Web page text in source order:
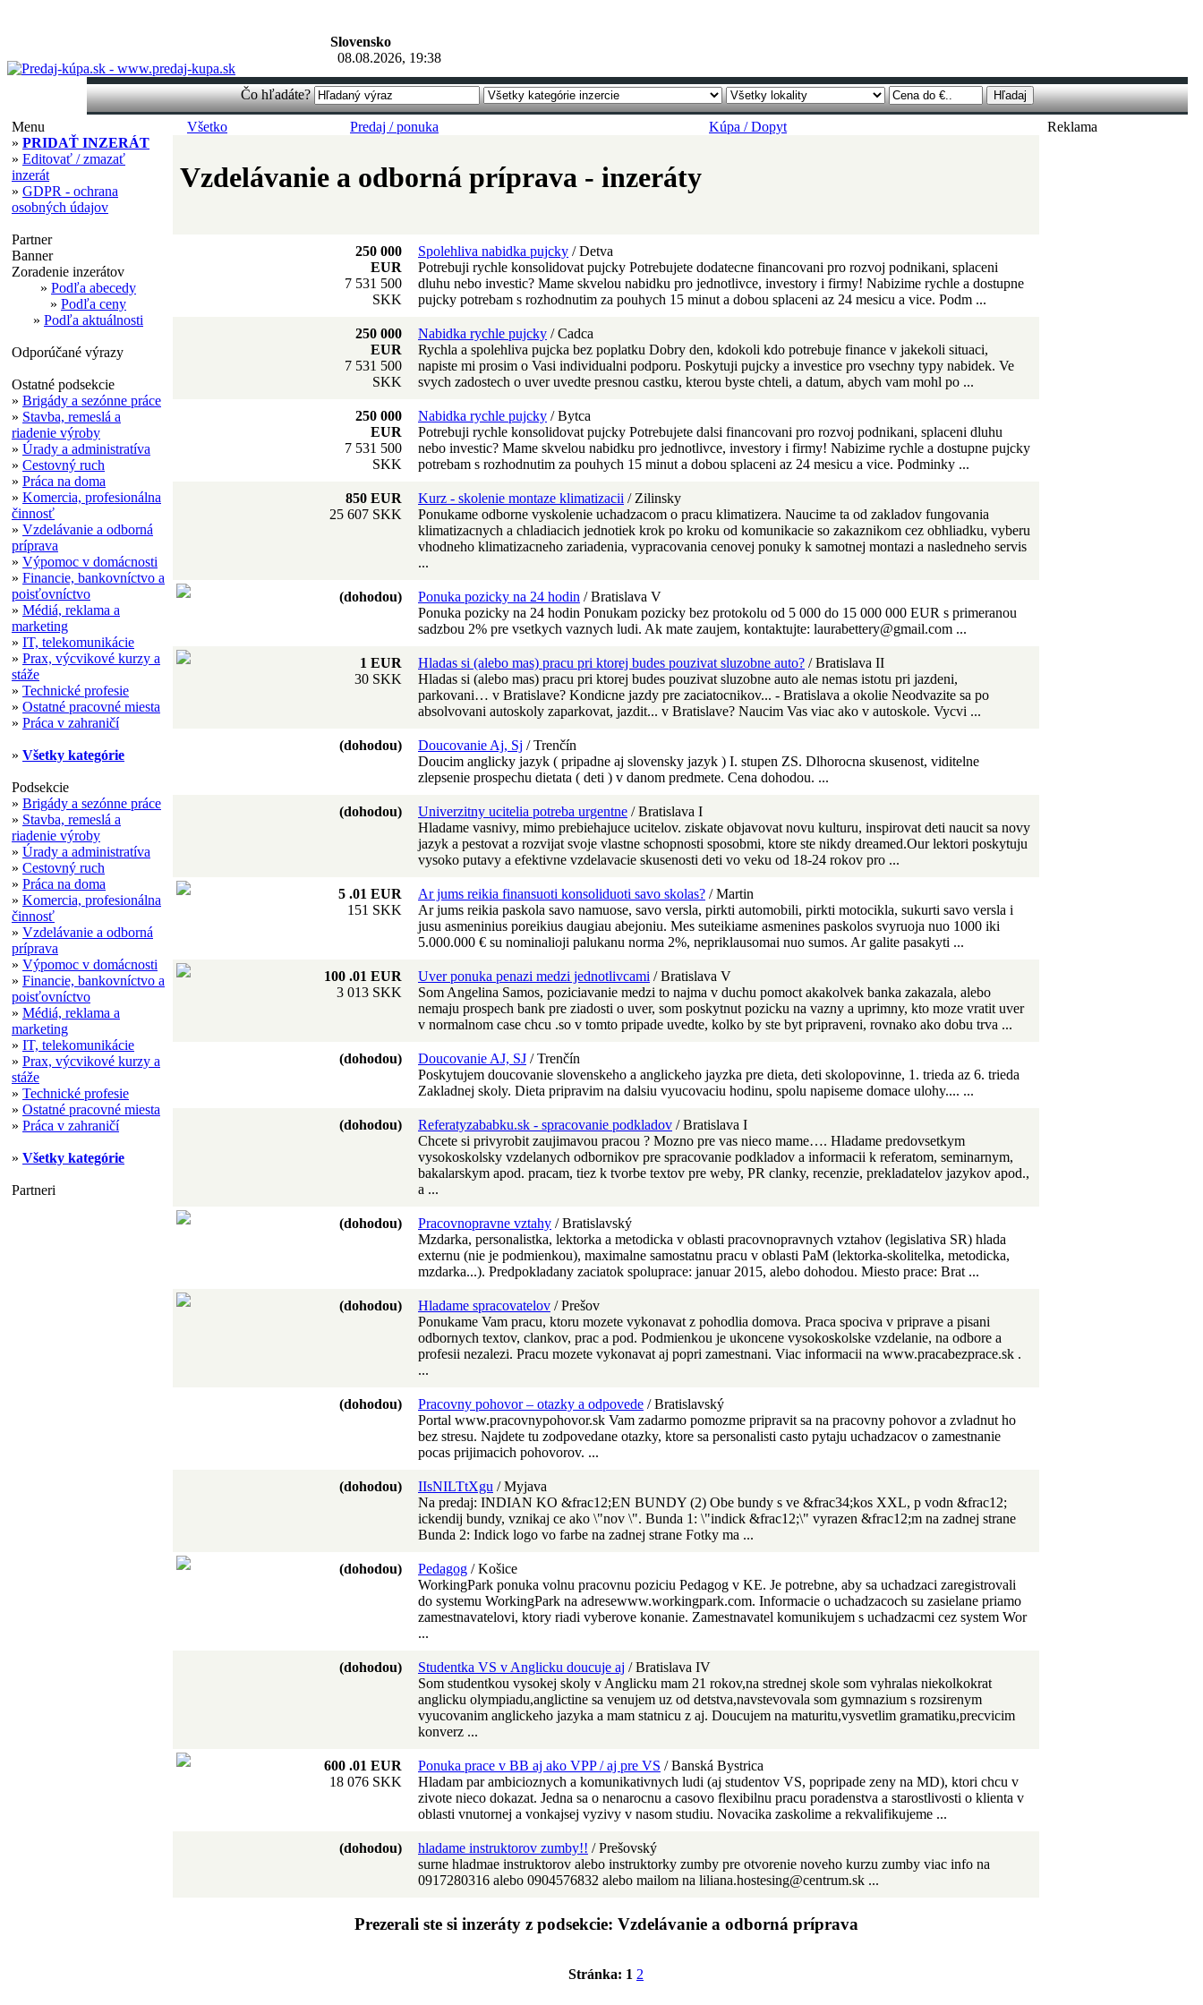
Slovensko
08.08.2026, 19:38
Čo hľadáte?
Menu
» PRIDAŤ INZERÁT
» Editovať / zmazať
inzerát
» GDPR - ochrana
osobných údajov
Partner
Banner
Zoradenie inzerátov
» Podľa abecedy
» Podľa ceny
» Podľa aktuálnosti
Odporúčané výrazy
Ostatné podsekcie
» Brigády a sezónne práce
» Stavba, remeslá a
riadenie výroby
» Úrady a administratíva
» Cestovný ruch
» Práca na doma
» Komercia, profesionálna
činnosť
» Vzdelávanie a odborná
príprava
» Výpomoc v domácnosti
» Financie, bankovníctvo a
poisťovníctvo
» Médiá, reklama a
marketing
» IT, telekomunikácie
» Prax, výcvikové kurzy a
stáže
» Technické profesie
» Ostatné pracovné miesta
» Práca v zahraničí
» Všetky kategórie
Podsekcie
» Brigády a sezónne práce
» Stavba, remeslá a
riadenie výroby
» Úrady a administratíva
» Cestovný ruch
» Práca na doma
» Komercia, profesionálna
činnosť
» Vzdelávanie a odborná
príprava
» Výpomoc v domácnosti
» Financie, bankovníctvo a
poisťovníctvo
» Médiá, reklama a
marketing
» IT, telekomunikácie
» Prax, výcvikové kurzy a
stáže
» Technické profesie
» Ostatné pracovné miesta
» Práca v zahraničí
» Všetky kategórie
Partneri
Všetko Predaj / ponuka Kúpa / Dopyt
Vzdelávanie a odborná príprava - inzeráty
250 000
EUR
7 531 500
SKK
Spolehliva nabidka pujcky / Detva
Potrebuji rychle konsolidovat pujcky Potrebujete dodatecne financovani pro rozvoj podnikani, splaceni
dluhu nebo investic? Mame skvelou nabidku pro jednotlivce, investory i firmy! Nabizime rychle a dostupne
pujcky potrebam s rozhodnutim za pouhych 15 minut a dobou splaceni az 24 mesicu a vice. Podm ...
250 000
EUR
7 531 500
SKK
Nabidka rychle pujcky / Cadca
Rychla a spolehliva pujcka bez poplatku Dobry den, kdokoli kdo potrebuje finance v jakekoli situaci,
napiste mi prosim o Vasi individualni podporu. Poskytuji pujcky a investice pro vsechny typy nabidek. Ve
svych zadostech o uver uvedte presnou castku, kterou byste chteli, a datum, abych vam mohl po ...
250 000
EUR
7 531 500
SKK
Nabidka rychle pujcky / Bytca
Potrebuji rychle konsolidovat pujcky Potrebujete dalsi financovani pro rozvoj podnikani, splaceni dluhu
nebo investic? Mame skvelou nabidku pro jednotlivce, investory i firmy! Nabizime rychle a dostupne pujcky
potrebam s rozhodnutim za pouhych 15 minut a dobou splaceni az 24 mesicu a vice. Podminky ...
850 EUR
25 607 SKK
Kurz - skolenie montaze klimatizacii / Zilinsky
Ponukame odborne vyskolenie uchadzacom o pracu klimatizera. Naucime ta od zakladov fungovania
klimatizacnych a chladiacich jednotiek krok po kroku od komunikacie so zakaznikom cez obhliadku, vyberu
vhodneho klimatizacneho zariadenia, vypracovania cenovej ponuky k samotnej montazi a nasledneho servis
...
(dohodou) Ponuka pozicky na 24 hodin / Bratislava V
Ponuka pozicky na 24 hodin Ponukam pozicky bez protokolu od 5 000 do 15 000 000 EUR s primeranou
sadzbou 2% pre vsetkych vaznych ludi. Ak mate zaujem, kontaktujte: laurabettery@gmail.com ...
1 EUR
30 SKK
Hladas si (alebo mas) pracu pri ktorej budes pouzivat sluzobne auto? / Bratislava II
Hladas si (alebo mas) pracu pri ktorej budes pouzivat sluzobne auto ale nemas istotu pri jazdeni,
parkovani… v Bratislave? Kondicne jazdy pre zaciatocnikov... - Bratislava a okolie Neodvazite sa po
absolvovani autoskoly zaparkovat, jazdit... v Bratislave? Naucim Vas viac ako v autoskole. Vycvi ...
(dohodou) Doucovanie Aj, Sj / Trenčín
Doucim anglicky jazyk ( pripadne aj slovensky jazyk ) I. stupen ZS. Dlhorocna skusenost, viditelne
zlepsenie prospechu dietata ( deti ) v danom predmete. Cena dohodou. ...
(dohodou) Univerzitny ucitelia potreba urgentne / Bratislava I
Hladame vasnivy, mimo prebiehajuce ucitelov. ziskate objavovat novu kulturu, inspirovat deti naucit sa novy
jazyk a pestovat a rozvijat svoje vlastne schopnosti sposobmi, ktore ste nikdy dreamed.Our lektori poskytuju
vysoko putavy a efektivne vzdelavacie skusenosti deti vo veku od 18-24 rokov pro ...
5 .01 EUR
151 SKK
Ar jums reikia finansuoti konsoliduoti savo skolas? / Martin
Ar jums reikia paskola savo namuose, savo versla, pirkti automobili, pirkti motocikla, sukurti savo versla i
jusu asmeninius poreikius daugiau abejoniu. Mes suteikiame asmenines paskolos svyruoja nuo 1000 iki
5.000.000 € su nominalioji palukanu norma 2%, nepriklausomai nuo sumos. Ar galite pasakyti ...
100 .01 EUR
3 013 SKK
Uver ponuka penazi medzi jednotlivcami / Bratislava V
Som Angelina Samos, poziciavanie medzi to najma v duchu pomoct akakolvek banka zakazala, alebo
nemaju prospech bank pre ziadosti o uver, som poskytnut pozicku na vazny a uprimny, kto moze vratit uver
v normalnom case chcu .so v tomto pripade uvedte, kolko by ste byt pripraveni, rovnako ako dobu trva ...
(dohodou) Doucovanie AJ, SJ / Trenčín
Poskytujem doucovanie slovenskeho a anglickeho jayzka pre dieta, deti skolopovinne, 1. trieda az 6. trieda
Zakladnej skoly. Dieta pripravim na dalsiu vyucovaciu hodinu, spolu napiseme domace ulohy.... ...
(dohodou) Referatyzababku.sk - spracovanie podkladov / Bratislava I
Chcete si privyrobit zaujimavou pracou ? Mozno pre vas nieco mame…. Hladame predovsetkym
vysokoskolsky vzdelanych odbornikov pre spracovanie podkladov a informacii k referatom, seminarnym,
bakalarskym apod. pracam, tiez k tvorbe textov pre weby, PR clanky, recenzie, prekladatelov jazykov apod.,
a ...
(dohodou) Pracovnopravne vztahy / Bratislavský
Mzdarka, personalistka, lektorka a metodicka v oblasti pracovnopravnych vztahov (legislativa SR) hlada
externu (nie je podmienkou), maximalne samostatnu pracu v oblasti PaM (lektorka-skolitelka, metodicka,
mzdarka...). Predpokladany zaciatok spoluprace: januar 2015, alebo dohodou. Miesto prace: Brat ...
(dohodou) Hladame spracovatelov / Prešov
Ponukame Vam pracu, ktoru mozete vykonavat z pohodlia domova. Praca spociva v priprave a pisani
odbornych textov, clankov, prac a pod. Podmienkou je ukoncene vysokoskolske vzdelanie, na odbore a
profesii nezalezi. Pracu mozete vykonavat aj popri zamestnani. Viac informacii na www.pracabezprace.sk .
...
(dohodou) Pracovny pohovor – otazky a odpovede / Bratislavský
Portal www.pracovnypohovor.sk Vam zadarmo pomozme pripravit sa na pracovny pohovor a zvladnut ho
bez stresu. Najdete tu zodpovedane otazky, ktore sa personalisti casto pytaju uchadzacov o zamestnanie
pocas prijimacich pohovorov. ...
(dohodou) IIsNILTtXgu / Myjava
Na predaj: INDIAN KO &frac12;EN BUNDY (2) Obe bundy s ve &frac34;kos XXL, p vodn &frac12;
ickendij bundy, vznikaj ce ako \"nov \". Bunda 1: \"indick &frac12;\" vyrazen &frac12;m na zadnej strane
Bunda 2: Indick logo vo farbe na zadnej strane Fotky ma ...
(dohodou) Pedagog / Košice
WorkingPark ponuka volnu pracovnu poziciu Pedagog v KE. Je potrebne, aby sa uchadzaci zaregistrovali
do systemu WorkingPark na adresewww.workingpark.com. Informacie o uchadzacoch su zasielane priamo
zamestnavatelovi, ktory riadi vyberove konanie. Zamestnavatel komunikujem s uchadzacmi cez system Wor
...
(dohodou) Studentka VS v Anglicku doucuje aj / Bratislava IV
Som studentkou vysokej skoly v Anglicku mam 21 rokov,na strednej skole som vyhralas niekolkokrat
anglicku olympiadu,anglictine sa venujem uz od detstva,navstevovala som gymnazium s rozsirenym
vyucovanim anglickeho jazyka a mam statnicu z aj. Doucujem na maturitu,vysvetlim gramatiku,precvicim
konverz ...
600 .01 EUR
18 076 SKK
Ponuka prace v BB aj ako VPP / aj pre VS / Banská Bystrica
Hladam par ambicioznych a komunikativnych ludi (aj studentov VS, popripade zeny na MD), ktori chcu v
zivote nieco dokazat. Jedna sa o nenarocnu a casovo flexibilnu pracu poradenstva a starostlivosti o klienta v
oblasti vnutornej a vonkajsej vyzivy v nasom studiu. Novacika zaskolime a rekvalifikujeme ...
(dohodou) hladame instruktorov zumby!! / Prešovský
surne hladmae instruktorov alebo instruktorky zumby pre otvorenie noveho kurzu zumby viac info na
0917280316 alebo 0904576832 alebo mailom na liliana.hostesing@centrum.sk ...
Prezerali ste si inzeráty z podsekcie: Vzdelávanie a odborná príprava
Stránka: 1 2
Reklama